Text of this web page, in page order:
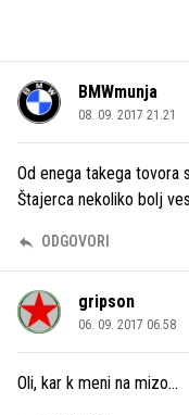
BMWmunja
08. 09. 2017 21.21
Od enega takega tovora
Štajerca nekoliko bolj
ODGOVORI
gripson
06. 09. 2017 06.58
Oli, kar k meni na mizo...